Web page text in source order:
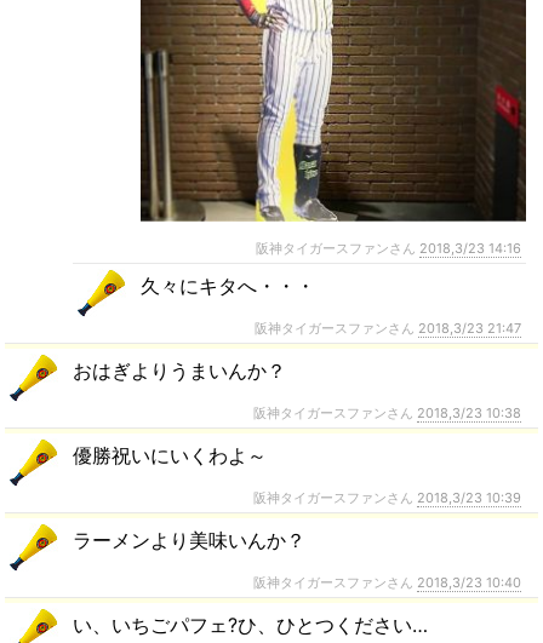
阪神タイガースファンさん 2018,3/23 14:16
久々にキタへ・・・
阪神タイガースファンさん 2018,3/23 21:47
おはぎよりうまいんか？
阪神タイガースファンさん 2018,3/23 10:38
優勝祝いにいくわよ～
阪神タイガースファンさん 2018,3/23 10:39
ラーメンより美味いんか？
阪神タイガースファンさん 2018,3/23 10:40
い、いちごパフェ?ひ、ひとつください…